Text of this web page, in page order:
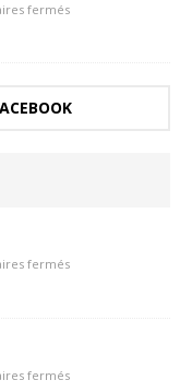
fermés
fermés
fermés